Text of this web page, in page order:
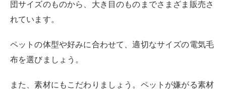
団サイズのものから、大き目のものまでさまざま販売さ
れています。
ペットの体型や好みに合わせて、適切なサイズの電気毛
布を選びましょう。
また、素材にもこだわりましょう。ペットが嫌がる素材